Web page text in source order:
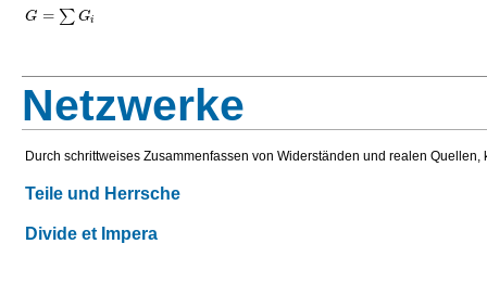
G =∑Gi
Netzwerke
Durch schrittweises Zusammenfassen von Widerständen und realen
Teile und Herrsche
Divide et Impera